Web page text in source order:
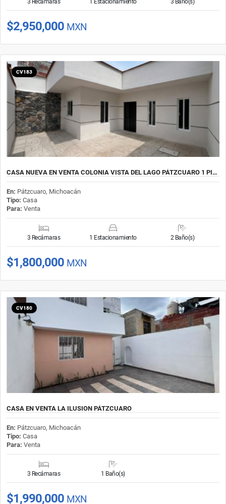
$2,950,000 MXN
CV183
CASA NUEVA EN VENTA COLONIA VISTA DEL LAGO PÁTZCUARO 1 PI…
En: Pátzcuaro, Michoacán
Tipo: Casa
Para: Venta
3 Recámaras 1 Estacionamiento 2 Baño(s)
$1,800,000 MXN
CV180
CASA EN VENTA LA ILUSION PÁTZCUARO
En: Pátzcuaro, Michoacán
Tipo: Casa
Para: Venta
3 Recámaras 1 Baño(s)
$1,990,000 MXN